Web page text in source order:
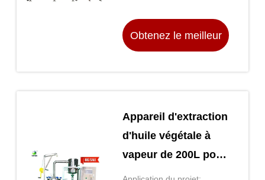
Obtenez le meilleur
Appareil d'extraction
d'huile végétale à
vapeur de 200L pour
les huiles